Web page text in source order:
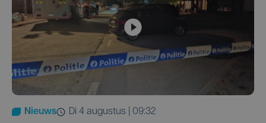
Nieuws
di 4 augustus | 09:32